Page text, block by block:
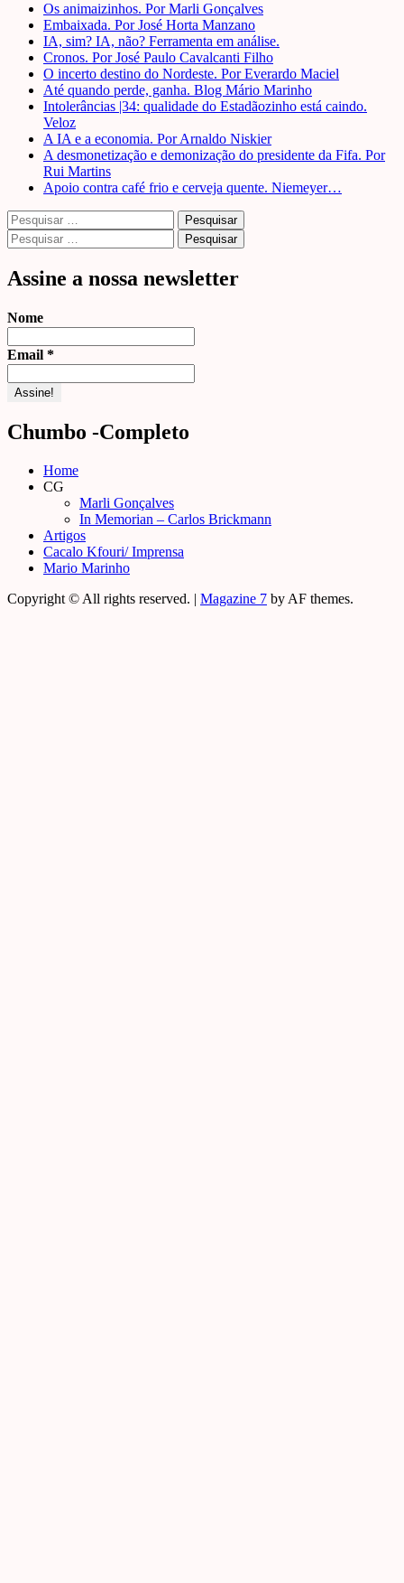
Os animaizinhos. Por Marli Gonçalves
Embaixada. Por José Horta Manzano
IA, sim? IA, não? Ferramenta em análise.
Cronos. Por José Paulo Cavalcanti Filho
O incerto destino do Nordeste. Por Everardo Maciel
Até quando perde, ganha. Blog Mário Marinho
Intolerâncias |34: qualidade do Estadãozinho está caindo.
Veloz
A IA e a economia. Por Arnaldo Niskier
A desmonetização e demonização do presidente da Fifa. Por
Rui Martins
Apoio contra café frio e cerveja quente. Niemeyer…
Pesquisar
por:
Pesquisar
por:
Assine a nossa newsletter
Nome
Email *
Chumbo -Completo
Home
CG
Marli Gonçalves
In Memorian – Carlos Brickmann
Artigos
Cacalo Kfouri/ Imprensa
Mario Marinho
Copyright © All rights reserved. | Magazine 7 by AF themes.